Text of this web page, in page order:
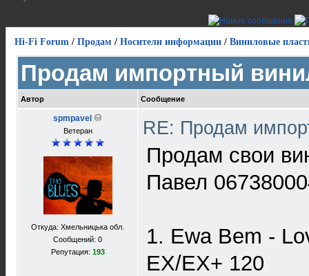
Hi-Fi Forum / Продам / Носители информации / Виниловые
Продам импортный
Автор Сообщение
spmpavel
Ветеран
Откуда: Хмельницька обл.
Сообщений: 0
Репутация: 193
RE: Продам
Продам свои
Павел
1. Ewa Bem -
EX/EX+ 120